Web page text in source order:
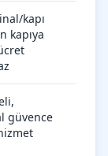
kapı
kapıya
güvence